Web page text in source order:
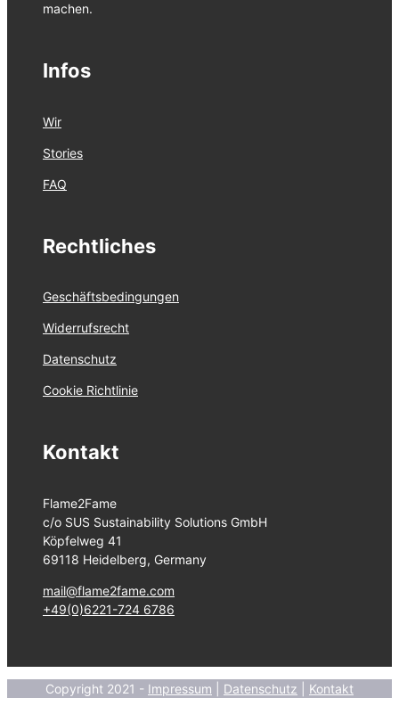
machen.
Infos
Wir
Stories
FAQ
Rechtliches
Geschäftsbedingungen
Widerrufsrecht
Datenschutz
Cookie Richtlinie
Kontakt
Flame2Fame
c/o SUS Sustainability Solutions GmbH
Köpfelweg 41
69118 Heidelberg, Germany
mail@flame2fame.com
+49(0)6221-724 6786
Copyright 2021 - Impressum Datenschutz Kontakt